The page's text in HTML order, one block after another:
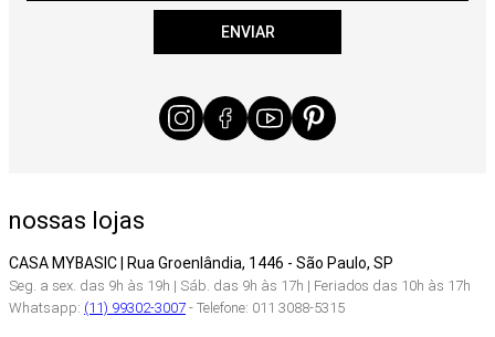
ENVIAR
nossas lojas
CASA MYBASIC | Rua Groenlândia, 1446 - São Paulo, SP
Seg. a sex. das 9h às 19h | Sáb. das 9h às 17h | Feriados das 10h às 17h
Whatsapp: (11) 99302-3007- Telefone: 011 3088-5315